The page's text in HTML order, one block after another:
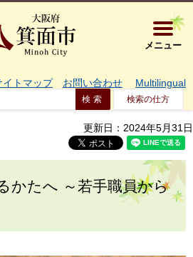
大阪府箕
メニュー
イトマップ お問い合わせ Multilingual
検索の仕方
更新日：2024年5月31日
かたへ ～若手職員から